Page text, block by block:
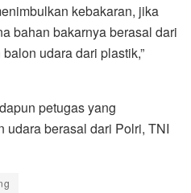
kebakaran, jika
bahan bakarnya berasal dari
udara dari plastik,”
petugas yang
udara berasal dari Polri, TNI